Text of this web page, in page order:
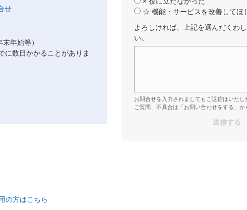
年始等）
に数日かかることがありま
☆ 機能・サービスを改善してほ
よろしければ、上記を選んだくわ
い。
お問合せを入力されましてもご返信はいたし
ご質問、不具合は「お問い合わせをする」か
の方はこちら